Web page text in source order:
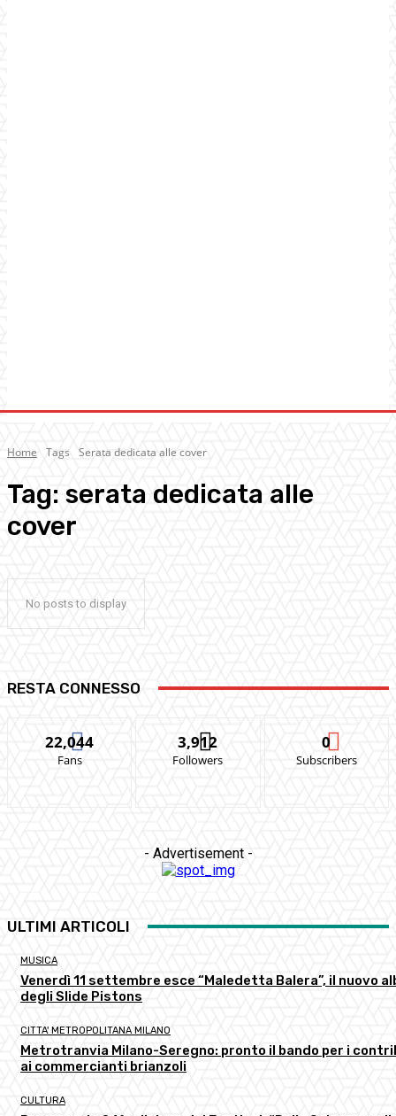
Home Tags Serata dedicata alle cover
Tag: serata dedicata alle
cover
No posts to display
RESTA CONNESSO
22,044
Fans
3,912
Followers
0
Subscribers
- Advertisement -
ULTIMI ARTICOLI
MUSICA
Venerdì 11 settembre esce “Maledetta Balera”, il nuovo
degli Slide Pistons
CITTA' METROPOLITANA MILANO
Metrotranvia Milano-Seregno: pronto il bando per i
ai commercianti brianzoli
CULTURA